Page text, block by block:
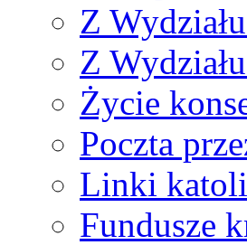
Z
Z
Życie
Poczta
Linki
Fundusze